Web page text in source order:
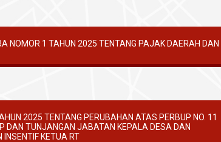
NOMOR 1 TAHUN 2025 TENTANG PAJAK DAERAH DAN
2025 TENTANG PERUBAHAN ATAS PERBUP NO. 11
DAN TUNJANGAN JABATAN KEPALA DESA DAN
INSENTIF KETUA RT